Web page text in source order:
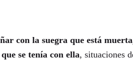
con la suegra que está
se tenía con ella, situaciones